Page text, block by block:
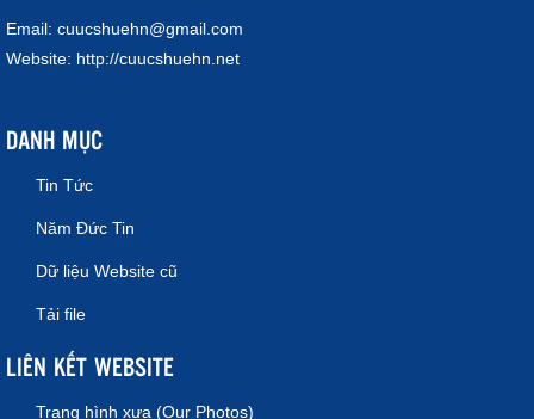
Email: cuucshuehn@gmail.com
Website: http://cuucshuehn.net
DANH MỤC
Tin Tức
Năm Đức Tin
Dữ liệu Website cũ
Tải file
LIÊN KẾT WEBSITE
Trang hình xưa (Our Photos)